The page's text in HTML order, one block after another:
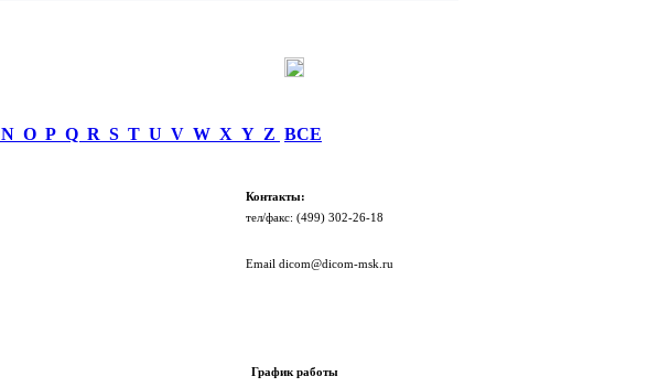
N O P Q R S T U V W X Y Z ВСЕ
Контакты:
тел/факc: (499) 302-26-18
Email dicom@dicom-msk.ru
График работы